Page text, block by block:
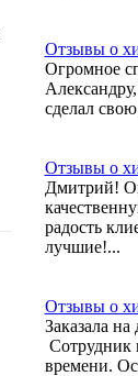
Отзывы о
Огромное
сделал
Отзывы о
Дмитрий!
радость
лучшие!...
Отзывы о
Заказала
Сотрудник
времени.